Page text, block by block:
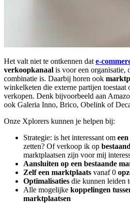
Het valt niet te ontkennen dat e-
verkoopkanaal is voor een
combinatie is. Daarbij horen ook
winkelketen die externe partijen toestaat
verkopen. Denk bijvoorbeeld aan
ook Galeria Inno, Brico, Obelink of
Onze Xplorers kunnen je helpen bij:
Strategie: is het interessant om
zetten? Of verkoop ik op
marktplaatsen zijn voor mij
Aansluiten op een bestaande
Zelf een marktplaats vanaf 0
Optimalisaties die kunnen leiden
Alle mogelijke koppelingen
marktplaatsen